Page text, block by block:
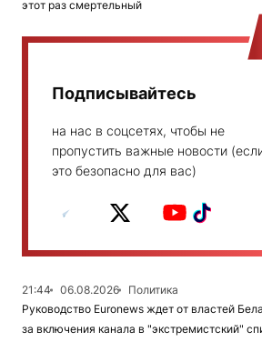
этот раз смертельный
Подписывайтесь
на нас в соцсетях, чтобы не
пропустить важные новости
это безопасно для вас)
21:44 06.08.2026
Политика
Руководство Euronews ждет от властей
за включения канала в "экстремистский"